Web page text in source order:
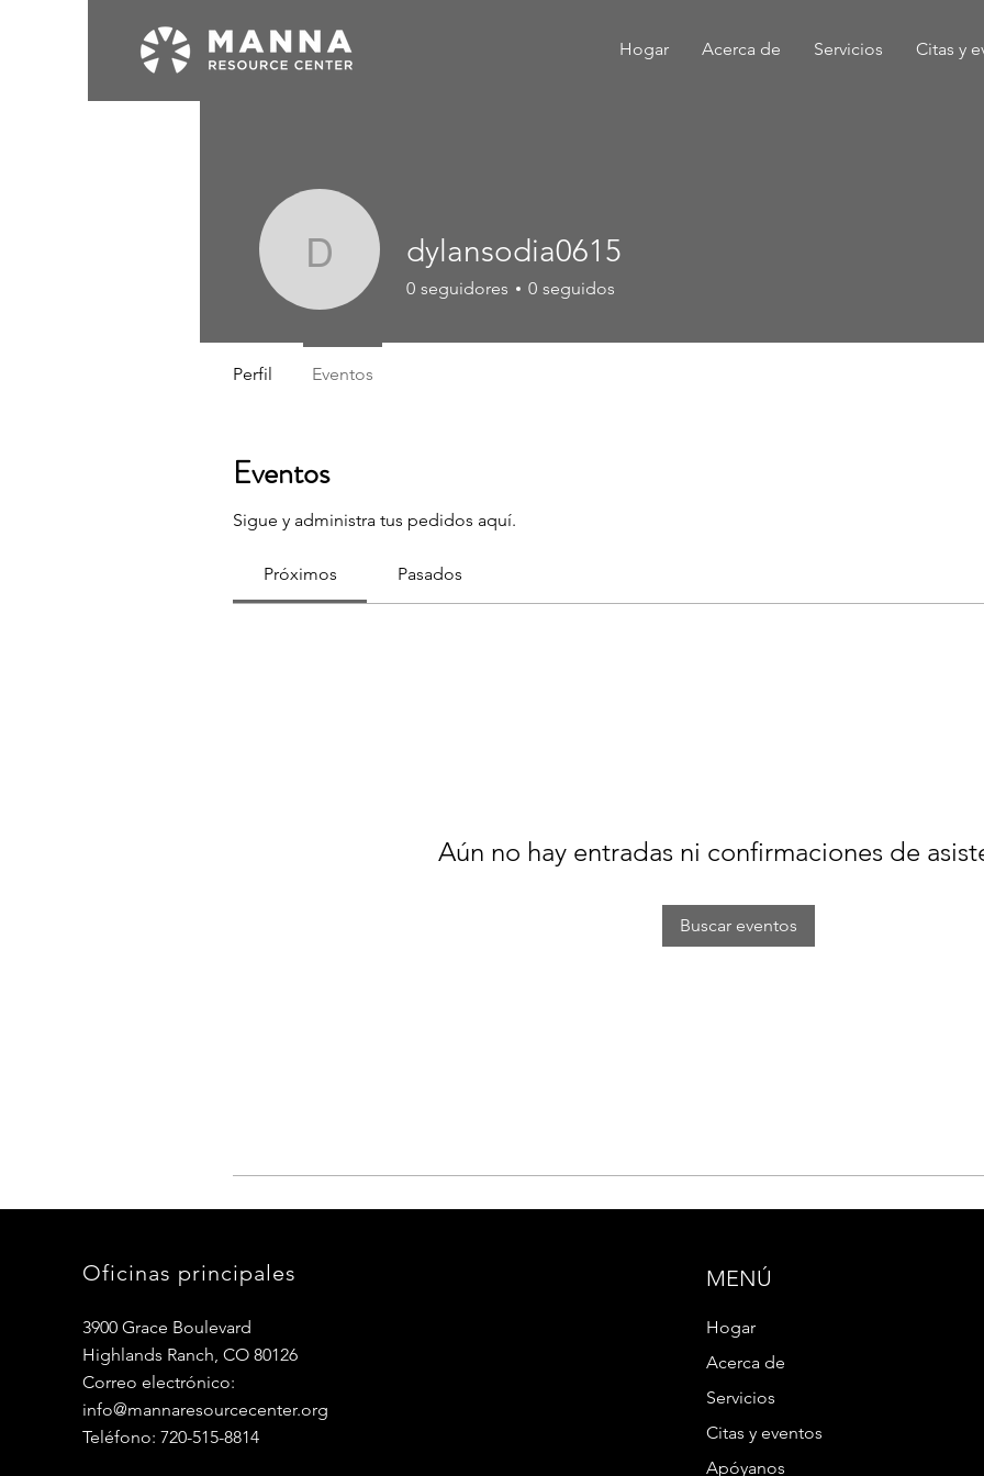
Hogar Acerca de Servicios Citas y
Eventos
Sigue y administra tus pedidos aquí.
Próximos Pasados
Aún no hay entradas ni confirmaciones de
Buscar eventos
dylansodia0615
dylansodia0615
0 seguidores 0 seguidos
Perfil Eventos
Oficinas principales
3900 Grace Boulevard
Highlands Ranch, CO 80126
Correo electrónico:
info@mannaresourcecenter.org
Teléfono: 720-515-8814
MENÚ
Hogar
Acerca de
Servicios
Citas y eventos
Apóyanos